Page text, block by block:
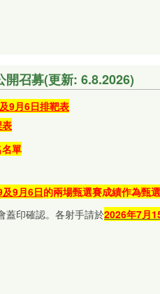
開召募(更新: 6.8.2026)
9月6日排靶表
單
9月6日的兩場甄選賽成績作為甄選
蓋印確認。各射手請於2026年7月